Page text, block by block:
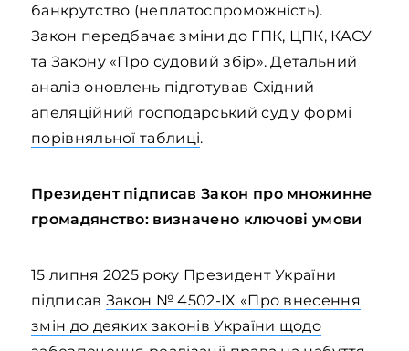
банкрутство (неплатоспроможність).
Закон передбачає зміни до ГПК, ЦПК, КАСУ
та Закону «Про судовий збір». Детальний
аналіз оновлень підготував Східний
апеляційний господарський суд у формі
порівняльної таблиці.
Президент підписав Закон про множинне
громадянство: визначено ключові умови
15 липня 2025 року Президент України
підписав Закон № 4502-IX «Про внесення
змін до деяких законів України щодо